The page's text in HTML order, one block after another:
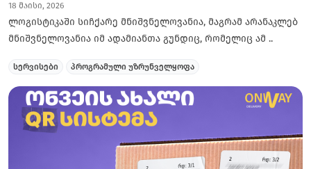
18 მაისი, 2026
ლოგისტიკაში სიჩქარე მნიშვნელოვანია, მაგრამ არანაკლებ
მნიშვნელოვანია იმ ადამიანთა გუნდიც, რომელიც ამ ..
სერვისები პროგრამული უზრუნველყოფა